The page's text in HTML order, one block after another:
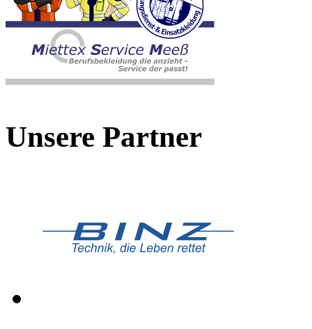
Unsere Partner